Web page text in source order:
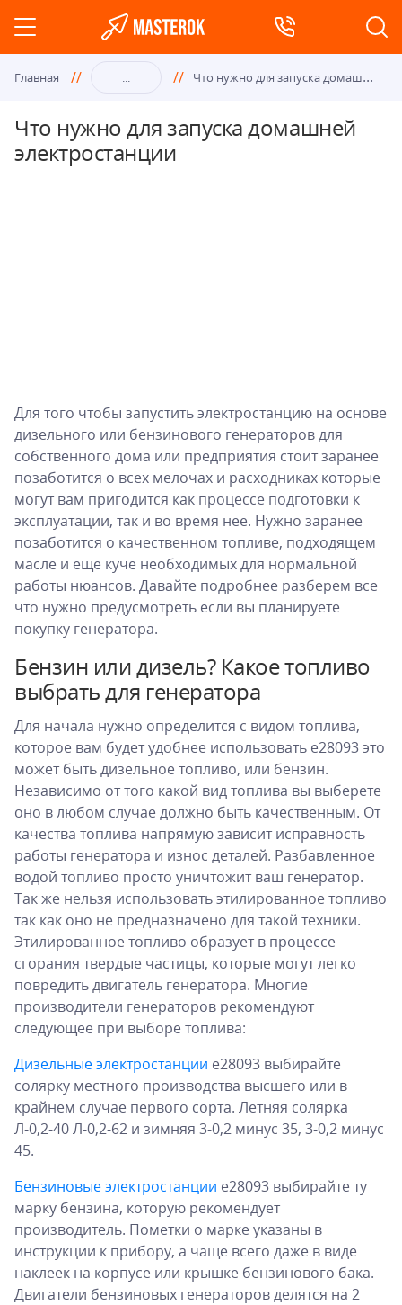
Главная ... Что
нужно для запуска домашней электростанции
Что нужно для запуска домашней
электростанции
Для того чтобы запустить электростанцию на основе
дизельного или бензинового генераторов для
собственного дома или предприятия стоит заранее
позаботится о всех мелочах и расходниках которые
могут вам пригодится как процессе подготовки к
эксплуатации, так и во время нее. Нужно заранее
позаботится о качественном топливе, подходящем
масле и еще куче необходимых для нормальной
работы нюансов. Давайте подробнее разберем все
что нужно предусмотреть если вы планируете
покупку генератора.
Бензин или дизель? Какое топливо
выбрать для генератора
Для начала нужно определится с видом топлива,
которое вам будет удобнее использовать e28093 это
может быть дизельное топливо, или бензин.
Независимо от того какой вид топлива вы выберете
оно в любом случае должно быть качественным. От
качества топлива напрямую зависит исправность
работы генератора и износ деталей. Разбавленное
водой топливо просто уничтожит ваш генератор.
Так же нельзя использовать этилированное топливо
так как оно не предназначено для такой техники.
Этилированное топливо образует в процессе
сгорания твердые частицы, которые могут легко
повредить двигатель генератора. Многие
производители генераторов рекомендуют
следующее при выборе топлива:
Дизельные электростанции e28093 выбирайте
солярку местного производства высшего или в
крайнем случае первого сорта. Летняя солярка
Л-0,2-40 Л-0,2-62 и зимняя 3-0,2 минус 35, 3-0,2 минус
45.
Бензиновые электростанции e28093 выбирайте ту
марку бензина, которую рекомендует
производитель. Пометки о марке указаны в
инструкции к прибору, а чаще всего даже в виде
наклеек на корпусе или крышке бензинового бака.
Двигатели бензиновых генераторов делятся на 2